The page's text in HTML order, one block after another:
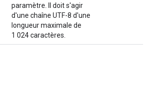
paramètre. Il doit s'agir
d'une chaîne UTF-8 d'une
longueur maximale de
1 024 caractères.